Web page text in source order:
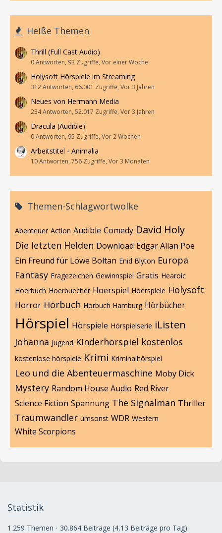
Heiße Themen
Thrill (Full Cast Audio)
0 Antworten, 93 Zugriffe, Vor einer Woche
Holysoft Hörspiele im Streaming
312 Antworten, 66.001 Zugriffe, Vor 3 Jahren
Neues von Hermann Media
234 Antworten, 52.017 Zugriffe, Vor 3 Jahren
Dracula (Audible)
0 Antworten, 95 Zugriffe, Vor 2 Wochen
Arbeitstitel - Animalia
10 Antworten, 756 Zugriffe, Vor 3 Monaten
Themen-Schlagwortwolke
Abenteuer Action Audible Comedy David Holy
Die letzten Helden Download Edgar Allan Poe
Ein Freund für Löwe Boltan Enid Blyton Europa
Fantasy Fragezeichen Gewinnspiel Gratis Hearoic
Hoerbuch Hoerbuecher Hoerspiel Hoerspiele Holysoft
Horror Hörbuch Hörbuch Hamburg Hörbücher
Hörspiel Hörspiele Hörspielserie iListen
Johanna Jugend Kinderhörspiel kostenlos
kostenlose hörspiele Krimi Kriminalhörspiel
Leo und die Abenteuermaschine Moby Dick
Mystery Random House Audio Red River
Science Fiction Spannung The Signalman Thriller
Traumwandler umsonst WDR Western
White Scorpions
Statistik
1.259 Themen 30.864 Beiträge (4,13 Beiträge pro Tag)